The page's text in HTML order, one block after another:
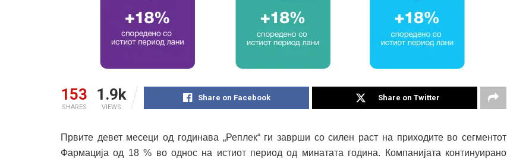
153
SHARES
1.9k
VIEWS
Share on Facebook Share on Twitter
Првите девет месеци од годинава „Реплек“ ги заврши со силен раст на приходите во сегментот
Фармација од 18 % во однос на истиот период од минатата година. Компанијата континуирано